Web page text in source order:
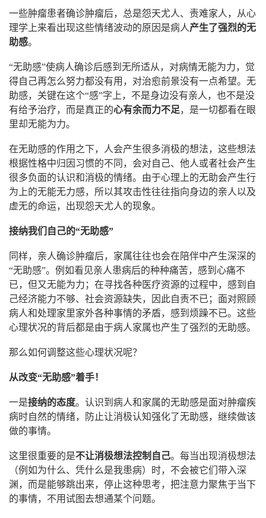
一些肿瘤患者确诊肿瘤后，总是怨天尤人、责难家人，从心
理学上来看出现这些情绪波动的原因是病人产生了强烈的无
助感。
“无助感”使病人确诊后感到无所适从，对病情无能为力，觉
得自己再怎么努力都没有用，对治愈前景没有一点希望。无
助感，关键在这个“感”字上，不是身边没有亲人，也不是没
有给予治疗，而是真正的心有余而力不足，是一切都看在眼
里却无能为力。
在无助感的作用之下，人会产生很多消极的想法，这些想法
根据性格中归因习惯的不同，会对自己、他人或者社会产生
很多负面的认识和消极的情绪。由于心理上的无助会产生行
为上的无能无力感，所以其攻击性往往指向身边的亲人以及
虚无的命运，出现怨天尤人的现象。
接纳我们自己的“无助感”
同样，亲人确诊肿瘤后，家属往往也会在陪伴中产生深深的
“无助感”。例如看见亲人患病后的种种痛苦，感到心痛不
已，但又无能为力；在寻找各种医疗资源的过程中，感到自
己经济能力不够、社会资源缺失，因此自责不已；面对照顾
病人和处理家里家外各种事情的矛盾，感到烦躁不已。这些
心理状况的背后都是由于病人家属也产生了强烈的无助感。
那么如何调整这些心理状况呢？
从改变“无助感”着手！
一是接纳的态度。认识到病人和家属的无助感是面对肿瘤疾
病时自然的情绪，防止让消极认知强化了无助感，继续做该
做的事情。
这里很重要的是不让消极想法控制自己。每当出现消极想法
（例如为什么、凭什么是我患病）时，不会被它们带入深
渊，而是能够跳出来，停止这种思考，把注意力聚焦于当下
的事情，不用试图去想通某个问题。